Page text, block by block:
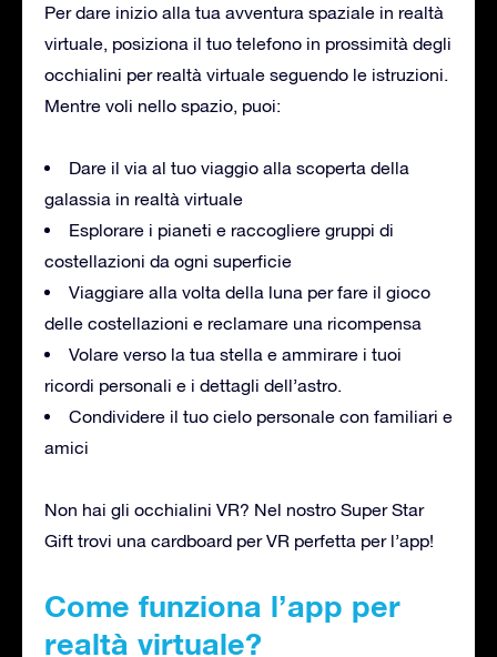
Per dare inizio alla tua avventura spaziale in realtà
virtuale, posiziona il tuo telefono in prossimità degli
occhialini per realtà virtuale seguendo le istruzioni.
Mentre voli nello spazio, puoi:
Dare il via al tuo viaggio alla scoperta della
galassia in realtà virtuale
Esplorare i pianeti e raccogliere gruppi di
costellazioni da ogni superficie
Viaggiare alla volta della luna per fare il gioco
delle costellazioni e reclamare una ricompensa
Volare verso la tua stella e ammirare i tuoi
ricordi personali e i dettagli dell’astro.
Condividere il tuo cielo personale con familiari e
amici
Non hai gli occhialini VR? Nel nostro Super Star
Gift trovi una cardboard per VR perfetta per l’app!
Come funziona l’app per
realtà virtuale?